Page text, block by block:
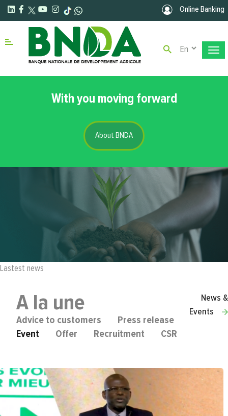
Skip to main content Online Banking
Select your
With you moving forward
About BNDA
Lastest news
News &
Events
A la une
Advice to customers
Press release
Event
Offer Recruitment CSR